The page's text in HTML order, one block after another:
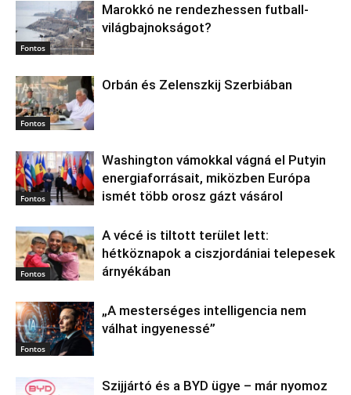
Fontos
Marokkó ne rendezhessen futball-
világbajnokságot?
Fontos
Orbán és Zelenszkij Szerbiában
Fontos
Washington vámokkal vágná el Putyin
energiaforrásait, miközben Európa
ismét több orosz gázt vásárol
Fontos
A vécé is tiltott terület lett:
hétköznapok a ciszjordániai telepesek
árnyékában
Fontos
„A mesterséges intelligencia nem
válhat ingyenessé”
Szijjártó és a BYD ügye – már nyomoz